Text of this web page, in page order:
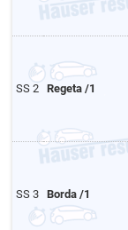
SS 2 Regeta /1
SS 3 Borda /1